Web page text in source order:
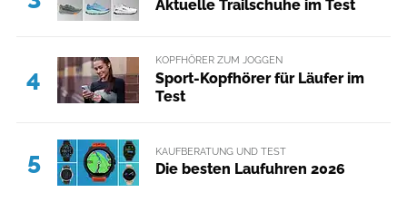
Aktuelle Trailschuhe im Test
4
KOPFHÖRER ZUM JOGGEN
Sport-Kopfhörer für Läufer im
Test
5 KAUFBERATUNG UND TEST
Die besten Laufuhren 2026